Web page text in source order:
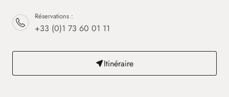
Réservations :
+33 (0)1 73 60 01 11
Itinéraire